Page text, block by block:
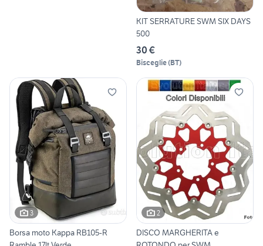
KIT SERRATURE SWM SIX DAYS
500
30 €
Bisceglie(BT)
3
Borsa moto Kappa RB105-R
2
DISCO MARGHERITA e